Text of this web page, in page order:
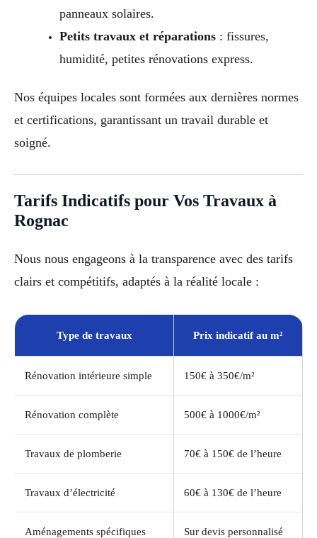
panneaux solaires.
Petits travaux et réparations: fissures,
humidité, petites rénovations express.
Nos équipes locales sont formées aux dernières normes
et certifications, garantissant un travail durable et
soigné.
Tarifs Indicatifs pour Vos Travaux à
Rognac
Nous nous engageons à la transparence avec des tarifs
clairs et compétitifs, adaptés à la réalité locale :
Type de travaux Prix indicatif au m²
Rénovation intérieure simple 150€ à 350€/m²
Rénovation complète 500€ à 1000€/m²
Travaux de plomberie 70€ à 150€ de l’heure
Travaux d’électricité 60€ à 130€ de l’heure
Aménagements spécifiques Sur devis personnalisé